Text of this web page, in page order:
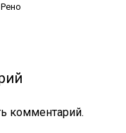
комментарий.